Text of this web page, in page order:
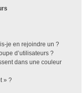
je en rejoindre un ?
d’utilisateurs ?
dans une couleur
» ?